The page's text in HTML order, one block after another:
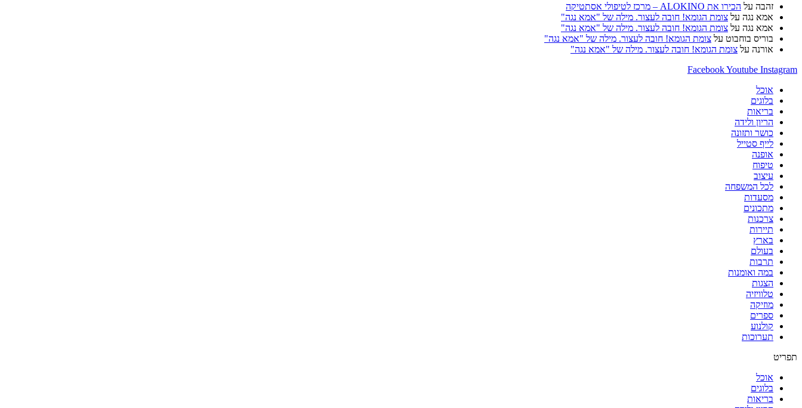
זהבה על הכירו את ALOKINO – מרכז לטיפולי אסתטיקה
אמא נגה על צומת הגומא! חובה לעצור. מילה של "אמא נגה"
אמא נגה על צומת הגומא! חובה לעצור. מילה של "אמא נגה"
בוריס בוחבוט על צומת הגומא! חובה לעצור. מילה של "אמא נגה"
אורנה על צומת הגומא! חובה לעצור. מילה של "אמא נגה"
FacebookYoutube Instagram
אוכל
בלוגים
בריאות
הריון ולידה
כושר ותזונה
לייף סטייל
אופנה
טיפוח
עיצוב
לכל המשפחה
מסעדות
מתכונים
צרכנות
תיירות
בארץ
בעולם
תרבות
במה ואומנות
הצגות
טלוויזיה
מוזיקה
ספרים
קולנוע
תערוכות
תפריט
אוכל
בלוגים
בריאות